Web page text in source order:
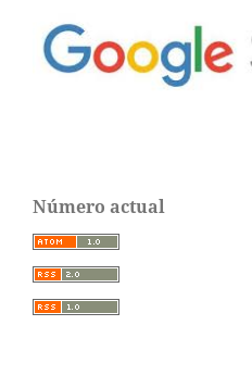
Número actual